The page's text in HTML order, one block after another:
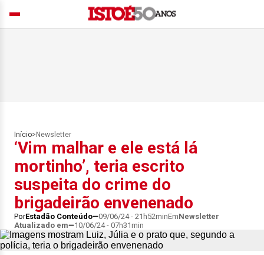
Início> Newsletter
‘Vim malhar e ele está lá
mortinho’, teria escrito
suspeita do crime do
brigadeirão envenenado
PorEstadão Conteúdo 09/06/24 - 21h52minEmNewsletter
Atualizado em
10/06/24 - 07h31min